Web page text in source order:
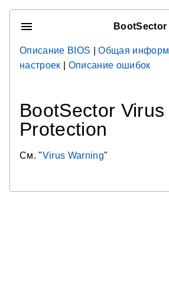
Описание BIOS |Общая
настроек
Описание ошибок
BootSector Virus
Protection
См. "Virus Warning"